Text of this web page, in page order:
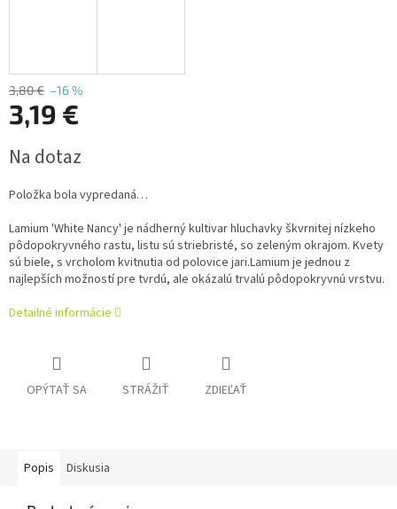
3,80 € –16 %
3,19 €
cena:
Na dotaz
Položka bola vypredaná…
Lamium 'White Nancy' je nádherný kultivar hluchavky škvrnitej nízkeho
pôdopokryvného rastu, listu sú striebristé, so zeleným okrajom. Kvety
sú biele, s vrcholom kvitnutia od polovice jari.Lamium je jednou z
najlepších možností pre tvrdú, ale okázalú trvalú pôdopokryvnú vrstvu.
Detailné informácie
OPÝTAŤ SA STRÁŽIŤ ZDIEĽAŤ
Popis Diskusia